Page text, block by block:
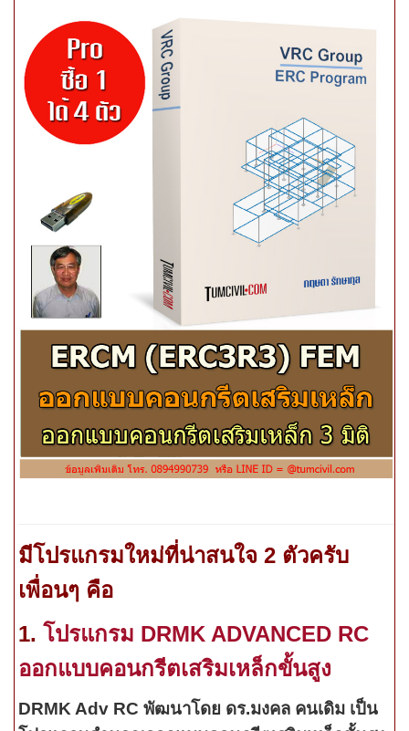
มีโปรแกรมใหม่ที่น่าสนใจ 2 ตัวครับ
เพื่อนๆ คือ
1. โปรแกรม DRMK ADVANCED RC
ออกแบบคอนกรีตเสริมเหล็กขั้นสูง
DRMK Adv RC พัฒนาโดย ดร.มงคล คนเดิม เป็น